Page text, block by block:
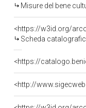
Misure del bene
<https://w3id.org/
Scheda
<https://
<http://